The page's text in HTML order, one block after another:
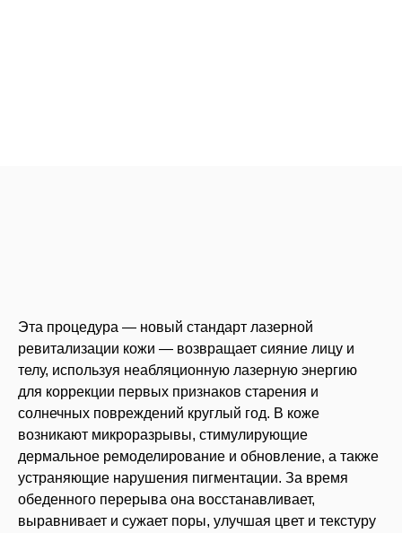
Эта процедура — новый стандарт лазерной
ревитализации кожи — возвращает сияние лицу и
телу, используя неабляционную лазерную энергию
для коррекции первых признаков старения и
солнечных повреждений круглый год. В коже
возникают микроразрывы, стимулирующие
дермальное ремоделирование и обновление, а также
устраняющие нарушения пигментации. За время
обеденного перерыва она восстанавливает,
выравнивает и сужает поры, улучшая цвет и текстуру